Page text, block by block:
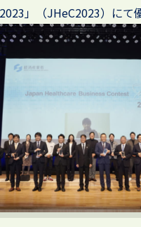
」
（JHeC2023）にて